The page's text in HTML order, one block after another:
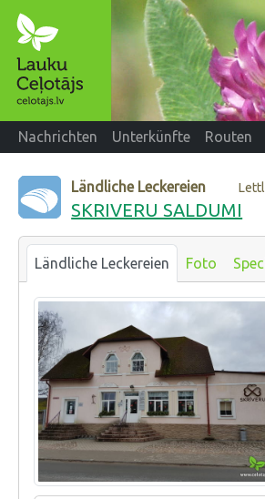
Nachrichten Unterkünfte Routen
Ländliche Leckereien
SKRIVERU SALDUMI
Ländliche Leckereien Foto